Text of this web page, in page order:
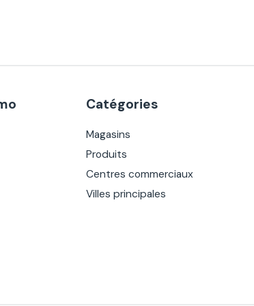
Catégories
Magasins
Produits
Centres commerciaux
Villes principales